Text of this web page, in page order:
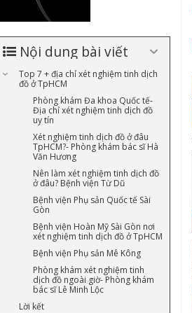
Nội dung bài viết
Top 7 + địa chỉ xét nghiệm tinh dịch
đồ ở TpHCM
Phòng khám Đa khoa Quốc tế-
Địa chỉ xét nghiệm tinh dịch đồ
uy tín
Xét nghiệm tinh dịch đồ ở đâu
TpHCM?- Phòng khám bác sĩ Hà
Văn Hương
Nên làm xét nghiệm tinh dịch đồ
ở đâu? Bệnh viện Từ Dũ
Bệnh viện Phụ sản Quốc tế Sài
Gòn
Bệnh viện Hoàn Mỹ Sài Gòn nơi
xét nghiệm tinh dịch đồ ở TpHCM
Bệnh viện Phụ sản Mê Kông
Phòng khám xét nghiệm tinh
dịch đồ ngoài giờ- Phòng khám
bác sĩ Lê Minh Lộc
Lời kết